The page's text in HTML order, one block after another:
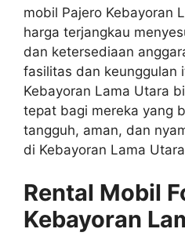
mobil Pajero Kebayoran
harga terjangkau
dan ketersediaan
fasilitas dan keunggulan
Kebayoran Lama Utara
tepat bagi mereka yang
tangguh, aman, dan
di Kebayoran Lama
Rental Mobil
Kebayoran